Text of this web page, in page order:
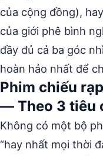
của cộng đồng), hay
của giới phê bình
đầy đủ cả ba góc
hoàn hảo nhất để
Phim chiếu
— Theo 3 tiêu
Không có một bộ
“hay nhất mọi thời